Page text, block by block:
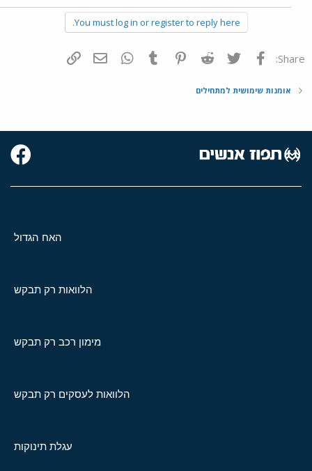
You must log in or register to reply here.
Share: פייסבוק Twitter
Reddit
Pinterest
Tumblr
WhatsAppדואר אלקטרוני
אומנות שימושית למתחילים
האח הגדול
הלוואות רק תבקש
מימון רכב רק תבקש
הלוואות לעסקים רק תבקש
עגלת תינוקות